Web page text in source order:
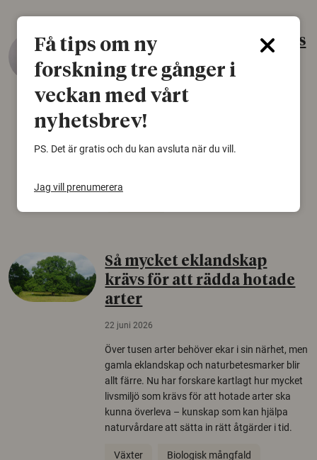
Gammalt skinn var Sveriges
äldsta sko
22 juni 2026
björnfäll visar sig vara delar av en 2000 år
Så mycket eklandskap
krävs för att rädda hotade
arter
22 juni 2026
Över tusen arter behöver ekar i sin närhet, men
gamla eklandskap och naturbetesmarker blir
allt färre. Nu har forskare kartlagt hur mycket
livsmiljö som krävs för att hotade arter ska
kunna överleva – kunskap som kan hjälpa
naturvårdare att sätta in rätt åtgärder i tid.
Växter Biologisk mångfald
Få tips om ny
forskning tre gånger i
veckan med vårt
nyhetsbrev!
PS. Det är gratis och du kan avsluta när du vill.
Jag vill prenumerera